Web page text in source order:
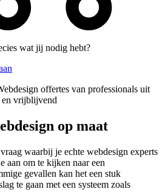
wat jij nodig hebt?
offertes van professionals uit
en vrijblijvend
op maat
waarbij je echte webdesign experts
aan om te kijken naar een
gevallen kan het een stuk
te gaan met een systeem zoals